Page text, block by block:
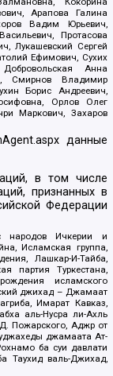
Арапова Галина
Вадим Юрьевич,
Протасова
Лукашевский Сергей
Ефимович, Сухих
Анна
Смирнов Владимир
Борис Андреевич,
Орлов Олег
Маркович, Захаров
данные
в том числе
признанных в
Федерации
народов Ичкерии и
Исламская группа,
Лашкар-И-Тайба,
партия Туркестана,
исламского
джихад – Джамаат
Имарат Кавказ,
аль-Нусра ли-Ахль
Пожарского, Аджр от
джамаата Ат-
ба суи давлати
Таухид валь-Джихад,